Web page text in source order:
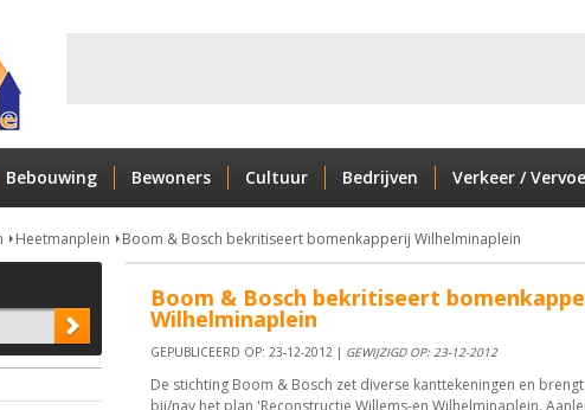
Bebouwing Bewoners Cultuur Bedrijven Verkeer /
Heetmanplein Boom & Bosch bekritiseert bomenkapperij Wilhelminaplein
Boom & Bosch bekritiseert
Wilhelminaplein
GEPUBLICEERD OP: 23-12-2012 | GEWIJZIGD OP: 23-12-2012
De stichting Boom & Bosch zet diverse kanttekeningen en
bij/nav het plan 'Reconstructie Willems-en Wilhelminaplein.